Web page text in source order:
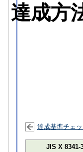
達成方
達成基準チェ
JIS X 8341-